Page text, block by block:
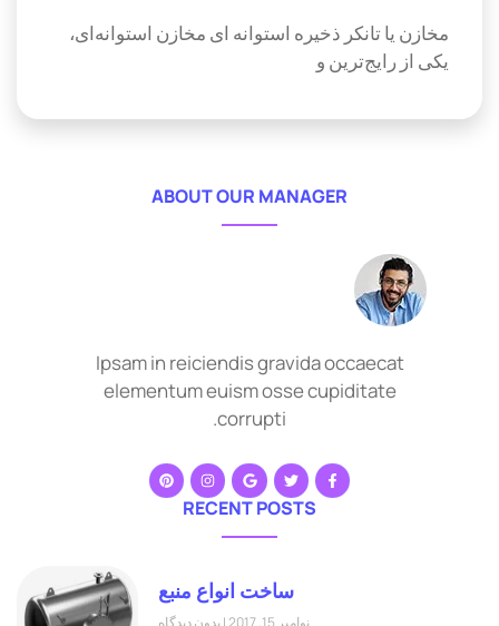
مخازن یا تانکر ذخیره استوانه ای مخازن استوانه‌ای،
یکی از رایج‌ترین و
ABOUT OUR MANAGER
Ipsam in reiciendis gravida occaecat
elementum euism osse cupiditate
corrupti.
RECENT POSTS
ساخت انواع منبع